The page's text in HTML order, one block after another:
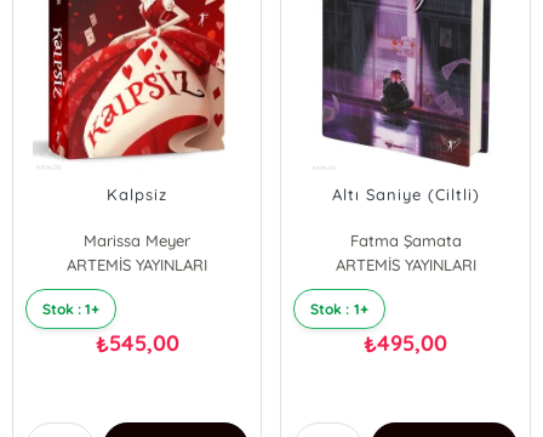
Kalpsiz
Marissa Meyer
ARTEMİS YAYINLARI
Stok : 1+
₺545,00
Altı Saniye (Ciltli)
Fatma Şamata
ARTEMİS YAYINLARI
Stok : 1+
₺495,00